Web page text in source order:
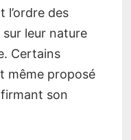
l’ordre des
leur nature
Certains
même proposé
son